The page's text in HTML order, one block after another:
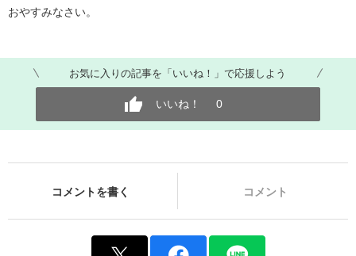
おやすみなさい。
お気に入りの記事を「いいね！」で応援しよう
いいね！ 0
コメントを書く コメント